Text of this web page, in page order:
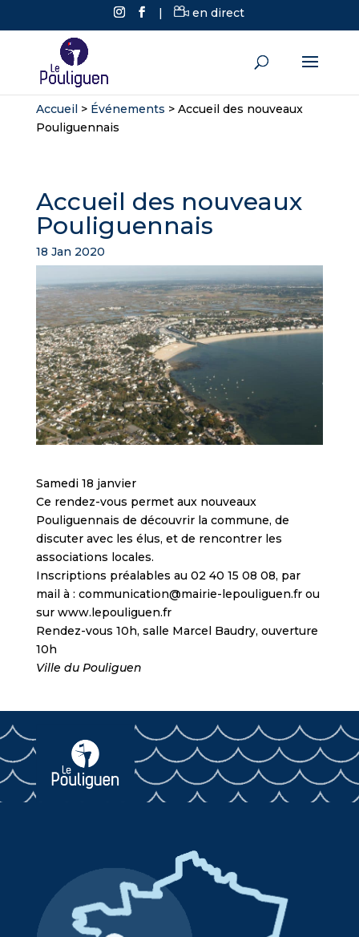
| en direct
Accueil> Événements > Accueil des nouveaux
Pouliguennais
Accueil des nouveaux
Pouliguennais
18 Jan 2020
Samedi 18 janvier
Ce rendez-vous permet aux nouveaux
Pouliguennais de découvrir la commune, de
discuter avec les élus, et de rencontrer les
associations locales.
Inscriptions préalables au 02 40 15 08 08, par
mail à : communication@mairie-lepouliguen.fr ou
sur www.lepouliguen.fr
Rendez-vous 10h, salle Marcel Baudry, ouverture
10h
Ville du Pouliguen